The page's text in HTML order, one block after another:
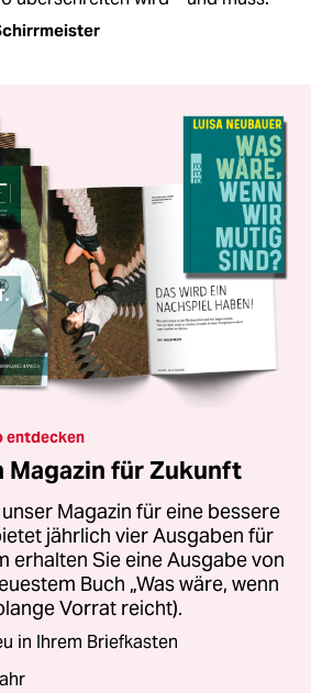
entdecken
Magazin für Zukunft
Magazin für eine bessere
jährlich vier Ausgaben für
erhalten Sie eine Ausgabe von
Buch „Was wäre, wenn
Vorrat reicht).
in Ihrem Briefkasten